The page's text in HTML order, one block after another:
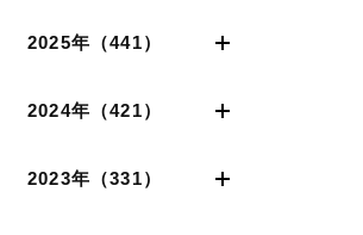
2025年（441）
2024年（421）
2023年（331）